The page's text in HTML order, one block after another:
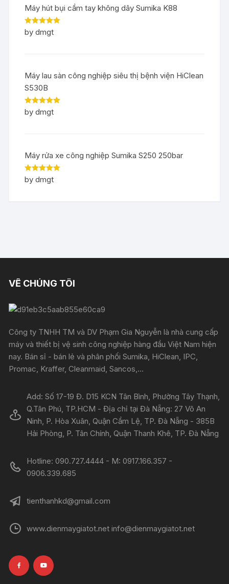
Máy hút bụi cầm tay không dây Sumika K88
Rated5out
of 5
by dmgt
Máy lau sàn công nghiệp siêu thị bệnh viện HiClean
S530B
Rated5out
of 5
by dmgt
Máy rửa xe công nghiệp Sumika S250 250bar
Rated5out
of 5
by dmgt
VỀ CHÚNG TÔI
Công ty TNHH TM và DV Phạm Gia Nguyễn là nhà cung cấp
máy và thiết bị vệ sinh công nghiệp hàng đầu Việt Nam hiện
nay. Bán sỉ - bán lẻ và phân phối Sumika, HiClean, IPC,
Promac, Kraffer, Cleanmaid, Sancos,...
Add: Số 17-19 Đ. D15 KCN Tân Bình, Phường Tây Thạnh,
Q.Tân Phú, TP.HCM - Địa chỉ tại Đà Nẵng: 27 Võ An
Ninh, P. Hòa Xuân, Quận Cẩm Lệ, TP. Đà Nẵng - 385B
Hải Phòng, P. Tân Chính, Quận Thanh Khê, TP. Đà Nẵng
Hotline: 090.727.4444 - M: 0917.166.357 -
0906.339.685
tienthanhkd@gmail.com
www.dienmaygiatot.net info@dienmaygiatot.net